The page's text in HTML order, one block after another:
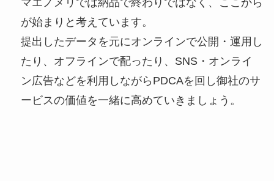
が始まりと考えています。
提出したデータを元にオンラインで公開・運用し
たり、オフラインで配ったり、SNS・オンライ
ン広告などを利用しながらPDCAを回し御社のサ
ービスの価値を一緒に高めていきましょう。